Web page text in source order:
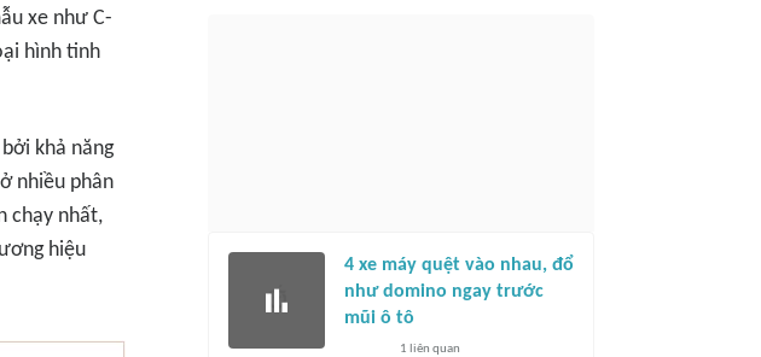
xe như C-
hình tinh
khả năng
nhiều phân
chạy nhất,
hiệu
4 xe máy quệt vào nhau, đổ
như domino ngay trước
mũi ô tô
1 liên quan